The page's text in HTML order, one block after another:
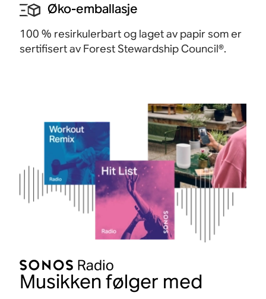
Øko-emballasje
100 % resirkulerbart og laget av papir som er
sertifisert av Forest StewardshipCouncil®.
Musikken følger med